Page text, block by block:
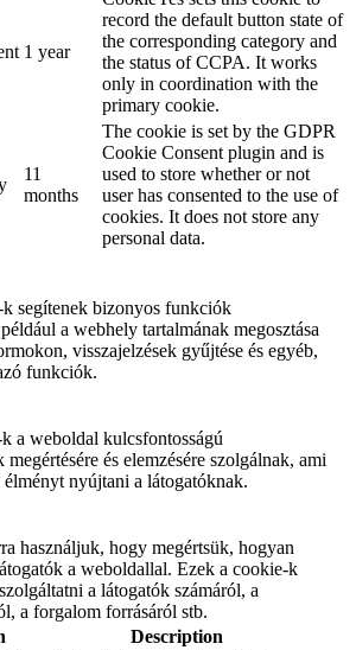
1 year
record the default button state of
the corresponding category and
the status of CCPA. It works
only in coordination with the
primary cookie.
11
months
The cookie is set by the GDPR
Cookie Consent plugin and is
used to store whether or not
user has consented to the use of
cookies. It does not store any
personal data.
segítenek bizonyos funkciók
a webhely tartalmának megosztása
visszajelzések gyűjtése és egyéb,
funkciók.
a weboldal kulcsfontosságú
és elemzésére szolgálnak, ami
nyújtani a látogatóknak.
használjuk, hogy megértsük, hogyan
a weboldallal. Ezek a cookie-k
a látogatók számáról, a
a forgalom forrásáról stb.
Description